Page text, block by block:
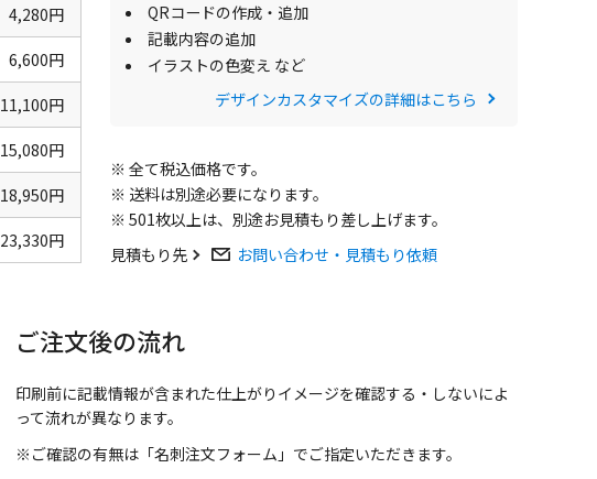
4,280円
6,600円
11,100円
15,080円
18,950円
23,330円
QRコードの作成・追加
記載内容の追加
イラストの色変え など
デザインカスタマイズの詳細はこちら
※ 全て税込価格です。
※ 送料は別途必要になります。
※ 501枚以上は、別途お見積もり差し上げます。
見積もり先
お問い合わせ・見積もり依頼
ご注文後の流れ
印刷前に記載情報が含まれた仕上がりイメージを確認する・しないによ
って流れが異なります。
※ご確認の有無は「名刺注文フォーム」でご指定いただきます。